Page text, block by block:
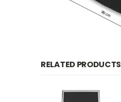
RELATED PRODUCTS